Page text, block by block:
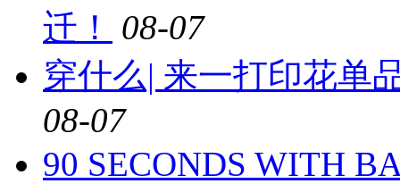
迁！
08-07
穿什么| 来一打印花单
08-07
90 SECONDS WITH